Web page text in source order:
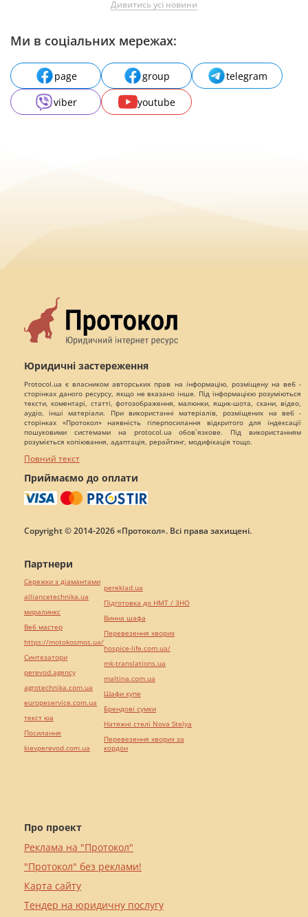
Дивитись усі новини
Ми в соціальних мережах:
page group
telegram
viber
youtube
Юридичні застереження
Protocol.ua є власником авторських прав на інформацію, розміщену на веб -
сторінках даного ресурсу, якщо не вказано інше. Під інформацією розуміються
тексти, коментарі, статті, фотозображення, малюнки, ящик-шота, скани, відео,
аудіо, інші матеріали. При використанні матеріалів, розміщених на веб -
сторінках «Протокол» наявність гіперпосилання відкритого для індексації
пошуковими системами на protocol.ua обов`язкове. Під використанням
розуміється копіювання, адаптація, рерайтинг, модифікація тощо.
Повний текст
Приймаємо до оплати
Copyright © 2014-2026 «Протокол». Всі права захищені.
Про проект
Реклама на "Протокол"
"Протокол" без реклами!
Карта сайту
Тендер на юридичну послугу
Партнери
Сережки з діамантами
alliancetechnika.ua
миралинкс
Веб мастер
https://motokosmos.ua/
Синтезатори
perevod.agency
agrotechnika.com.ua
europeservice.com.ua
текст юа
Посилання
kievperevod.com.ua
pereklad.ua
Підготовка до НМТ / ЗНО
Винна шафа
Перевезення хворих
hospice-life.com.ua/
mk-translations.ua
maltina.com.ua
Шафи купе
Брендові сумки
Натяжні стелі Nova Stelya
Перевезення хворих за
кордон